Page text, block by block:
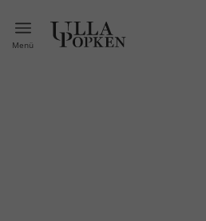
Menü